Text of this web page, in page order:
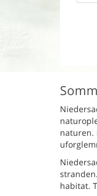
naturen.
habitat.